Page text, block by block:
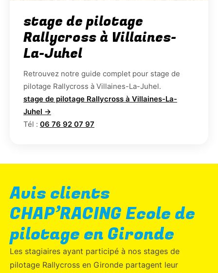
stage de pilotage
Rallycross à Villaines-
La-Juhel
Retrouvez notre guide complet pour stage de
pilotage Rallycross à Villaines-La-Juhel.
stage de pilotage Rallycross à Villaines-La-
Juhel →
Tél : 06 76 92 07 97
Avis clients
CHAP’RACING Ecole de
pilotage en Gironde
Les stagiaires ayant participé à nos stages de
pilotage Rallycross en Gironde partagent leur